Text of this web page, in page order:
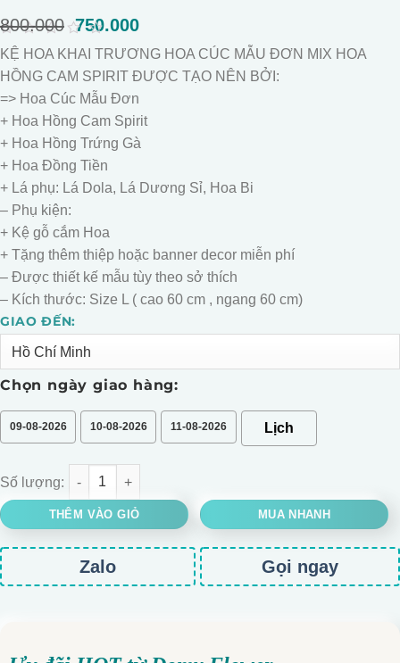
0
out
of
800.000 Giá
gốc
là:
800.000.
750.000
hiện
tại
là:
KỆ HOA KHAI TRƯƠNG HOA CÚC MẪU ĐƠN MIX HOA
HỒNG CAM SPIRIT ĐƯỢC TẠO NÊN BỞI:
=> Hoa Cúc Mẫu Đơn
+ Hoa Hồng Cam Spirit
+ Hoa Hồng Trứng Gà
+ Hoa Đồng Tiền
+ Lá phụ: Lá Dola, Lá Dương Sỉ, Hoa Bi
– Phụ kiện:
+ Kệ gỗ cắm Hoa
+ Tặng thêm thiệp hoặc banner decor miễn phí
– Được thiết kế mẫu tùy theo sở thích
– Kích thước: Size L ( cao 60 cm , ngang 60 cm)
GIAO ĐẾN:
Chọn ngày giao hàng:
09-08-2026 10-08-2026 11-08-2026
KỆ HOA KHAI TRƯƠNG HOA CÚC MẪU ĐƠN MIX HOA HỒNG
THÊM VÀO GIỎ MUA NHANH
Alternative:
Zalo Gọi ngay